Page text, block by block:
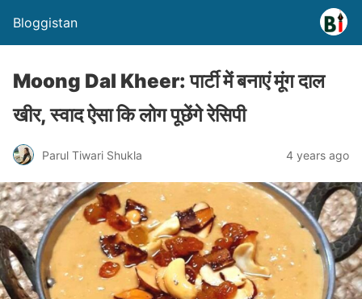
Bloggistan
Moong Dal Kheer: पार्टी में बनाएं मूंग दाल
खीर, स्वाद ऐसा कि लोग पूछेंगे रेसिपी
Parul Tiwari Shukla 4 years ago